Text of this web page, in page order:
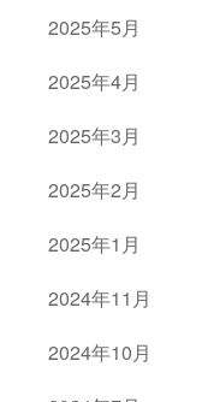
2025年5月
2025年4月
2025年3月
2025年2月
2025年1月
2024年11月
2024年10月